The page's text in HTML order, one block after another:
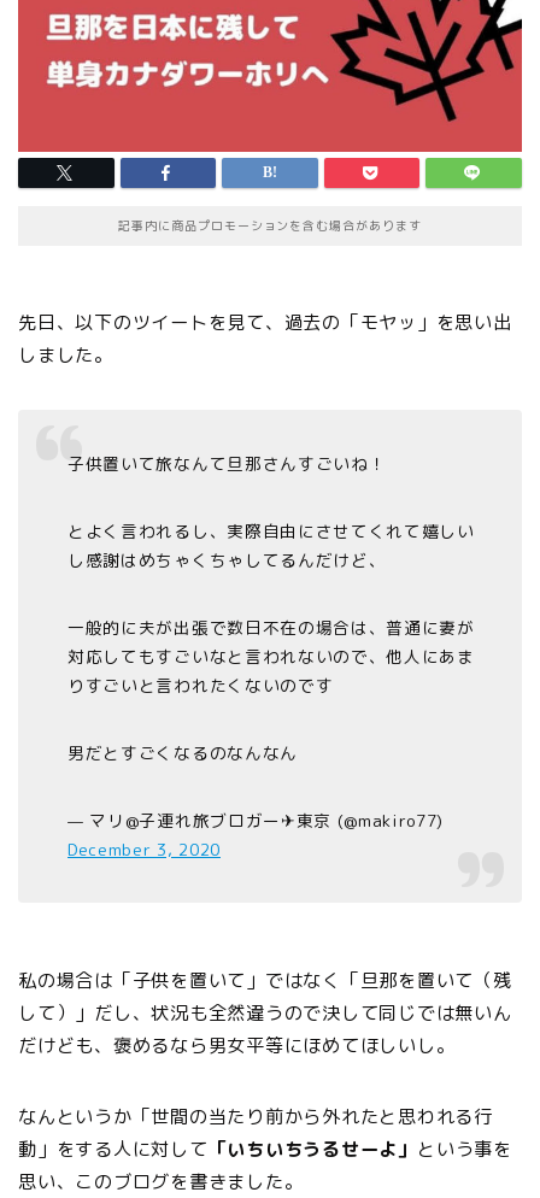
記事内に商品プロモーションを含む場合があります
先日、以下のツイートを見て、過去の「モヤッ」を思い出
しました。
子供置いて旅なんて旦那さんすごいね！
とよく言われるし、実際自由にさせてくれて嬉しい
し感謝はめちゃくちゃしてるんだけど、
一般的に夫が出張で数日不在の場合は、普通に妻が
対応してもすごいなと言われないので、他人にあま
りすごいと言われたくないのです
男だとすごくなるのなんなん
— マリ@子連れ旅ブロガー✈︎東京 (@makiro77)
December 3, 2020
私の場合は「子供を置いて」ではなく「旦那を置いて（残
して）」だし、状況も全然違うので決して同じでは無いん
だけども、褒めるなら男女平等にほめてほしいし。
なんというか「世間の当たり前から外れたと思われる行
動」をする人に対して 「いちいちうるせーよ」 という事を
思い、このブログを書きました。